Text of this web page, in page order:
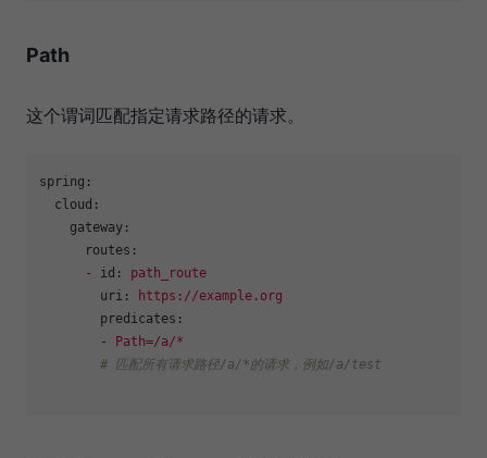
Path
这个谓词匹配指定请求路径的请求。
spring:
cloud:
gateway:
routes:
-
id:
path_route
uri:
https://example.org
predicates:
-
Path=/a/*
# 匹配所有请求路径/a/*的请求，例如/a/test